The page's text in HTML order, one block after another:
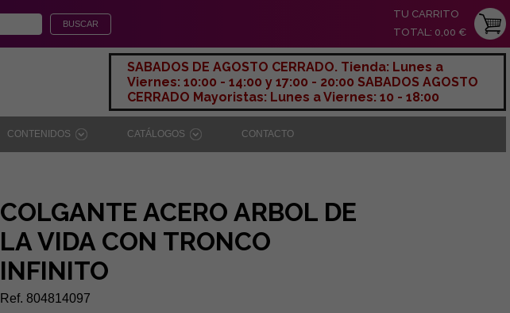
TU CARRITO
TOTAL: 0,00 €
SABADOS DE AGOSTO CERRADO. Tienda: Lunes a
Viernes: 10:00 - 14:00 y 17:00 - 20:00 SABADOS AGOSTO
CERRADO Mayoristas: Lunes a Viernes: 10 - 18:00
CONTENIDOS CATÁLOGOS CONTACTO
COLGANTE ACERO ARBOL DE
LA VIDA CON TRONCO
INFINITO
Ref. 804814097